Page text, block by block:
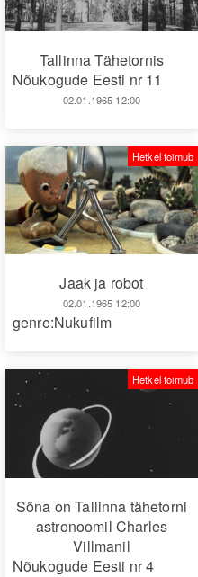
Tallinna Tähetornis
Nõukogude Eesti nr 11
02.01.1965 12:00
Jaak ja robot
02.01.1965 12:00
Hetkel toimub
genre:Nukufilm
Sõna on Tallinna tähetorni
astronoomil Charles
Villmanil
Nõukogude Eesti nr 4
Hetkel toimub